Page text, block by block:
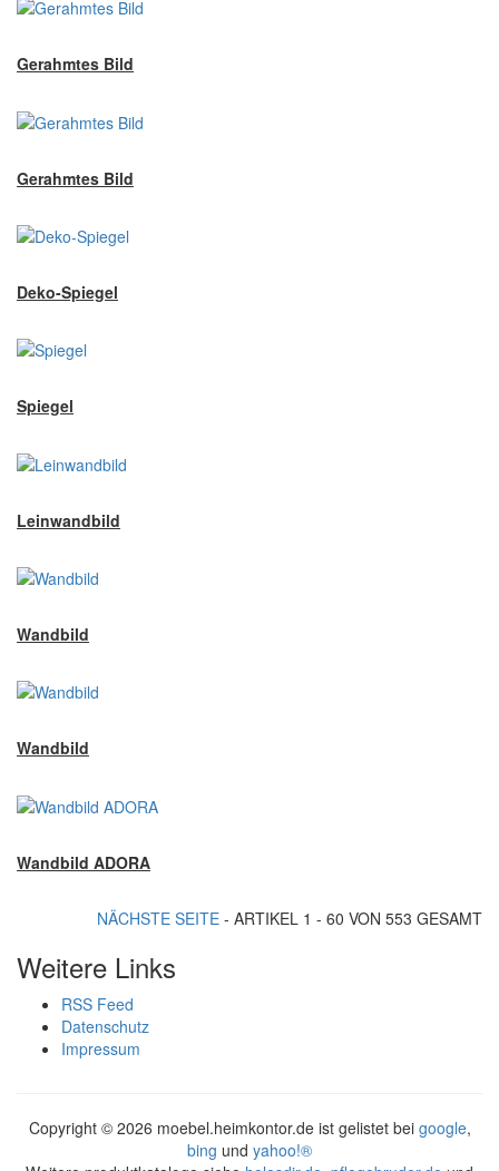
Gerahmtes Bild
Gerahmtes Bild
Deko-Spiegel
Spiegel
Leinwandbild
Wandbild
Wandbild
Wandbild ADORA
NÄCHSTE SEITE - ARTIKEL 1 - 60 VON 553 GESAMT
Weitere Links
RSS Feed
Datenschutz
Impressum
Copyright © 2026 moebel.heimkontor.de ist gelistet bei google,
bing und yahoo!®